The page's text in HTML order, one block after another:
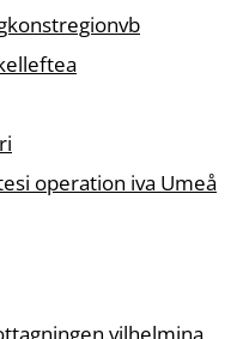
operation iva Umeå